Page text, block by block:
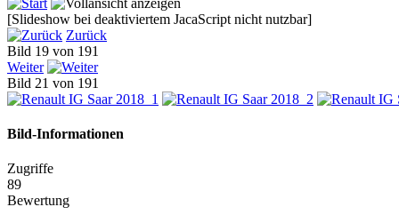
[Slideshow bei deaktiviertem JacaScript nicht nutzbar]
Zurück
Bild 19 von 191
Weiter
Bild 21 von 191
Bild-Informationen
Zugriffe
89
Bewertung